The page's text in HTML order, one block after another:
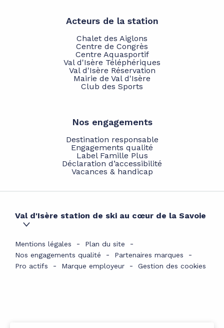
Acteurs de la station
Chalet des Aiglons
Centre de Congrès
Centre Aquasportif
Val d'Isère Téléphériques
Val d'Isère Réservation
Mairie de Val d'Isère
Club des Sports
Nos engagements
Destination responsable
Engagements qualité
Label Famille Plus
Déclaration d’accessibilité
Vacances & handicap
Val d'Isère station de ski au cœur de la Savoie
Mentions légales
Plan du site
Nos engagements qualité
Partenaires marques
Pro actifs
Marque employeur Gestion des cookies